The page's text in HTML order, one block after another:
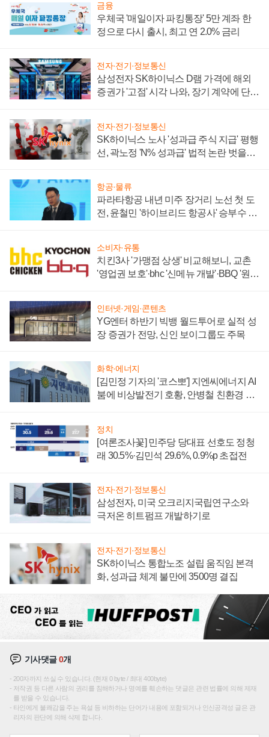
금융
우체국 '매일이자 파킹통장' 5만 계좌 한
정으로 다시 출시, 최고 연 2.0% 금리
전자·전기·정보통신
삼성전자 SK하이닉스 D램 가격에 해외
증권가 '고점' 시각 나와, 장기 계약에 단점
전자·전기·정보통신
SK하이닉스 노사 '성과급 주식 지급' 평행
선, 곽노정 'N% 성과급' 법적 논란 벗을지
항공·물류
파라타항공 내년 미주 장거리 노선 첫 도
전, 윤철민 '하이브리드 항공사' 승부수 통
소비자·유통
치킨3사 '가맹점 상생' 비교해보니, 교촌
'영업권 보호'·bhc '신메뉴 개발'·BBQ '원가
인터넷·게임·콘텐츠
YG엔터 하반기 빅뱅 월드투어로 실적 성
장 증권가 전망, 신인 보이그룹도 주목
화학·에너지
[김민정 기자의 '코스뽀'] 지엔씨에너지 AI
붐에 비상발전기 호황, 안병철 친환경 에
정치
[여론조사꽃] 민주당 당대표 선호도 정청
래 30.5%·김민석 29.6%, 0.9%p 초접전
전자·전기·정보통신
삼성전자, 미국 오크리지국립연구소와
극저온 히트펌프 개발하기로
전자·전기·정보통신
SK하이닉스 통합노조 설립 움직임 본격
화, 성과급 체계 불만에 3500명 결집
기사댓글0개
200자까지 쓰실 수 있습니다. (현재 0 byte / 최대 400byte)
저작권 등 다른 사람의 권리를 침해하거나 명예를 훼손하는 댓글은 관련 법률에 의해 제재
를 받을 수 있습니다.
타인에게 불쾌감을 주는 욕설 등 비하하는 단어가 내용에 포함되거나 인신공격성 글은 관
리자의 판단에 의해 삭제 합니다.